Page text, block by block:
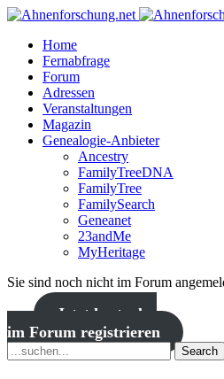
Home
Fernabfrage
Forum
Adressen
Veranstaltungen
Magazin
Genealogie-Anbieter
Ancestry
FamilyTreeDNA
FamilyTree
FamilySearch
Geneanet
23andMe
MyHeritage
Sie sind noch nicht im Forum
Jetzt kostenlos
im Forum registrieren
Search